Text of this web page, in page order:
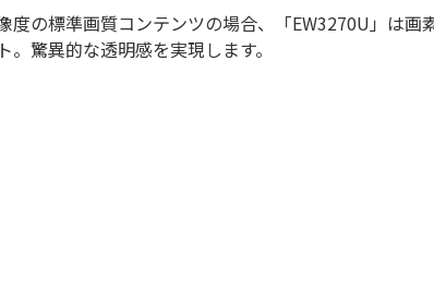
度の標準画質コンテンツの場合、「EW3270U」は
。驚異的な透明感を実現します。